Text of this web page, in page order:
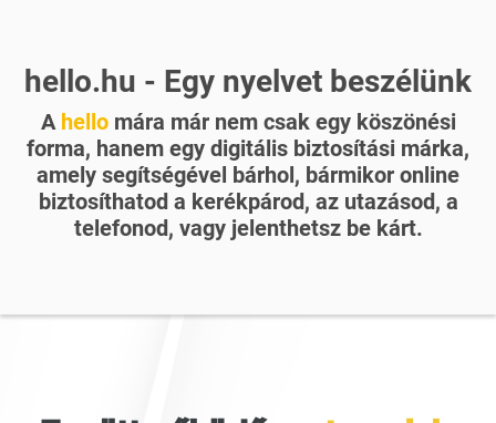
hello.hu - Egy nyelvet beszélünk
A hellomára már nem csak egy köszönési
forma, hanem egy digitális biztosítási márka,
amely segítségével bárhol, bármikor online
biztosíthatod a kerékpárod, az utazásod, a
telefonod, vagy jelenthetsz be kárt.